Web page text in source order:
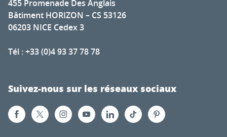
455 Promenade Des Anglais
Bâtiment HORIZON – CS 53126
06203 NICE Cedex 3
Tél : +33 (0)4 93 37 78 78
Suivez-nous sur les réseaux sociaux